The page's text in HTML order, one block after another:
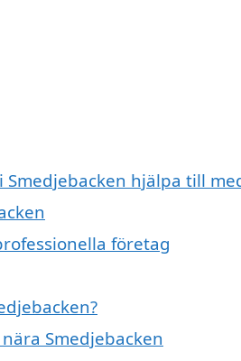
hjälpa till
företag
Smedjebacken